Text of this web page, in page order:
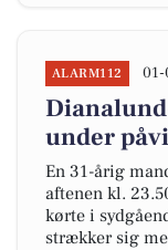
ALARM112
under
En 31-årig
aftenen kl.
kørte i
strækker sig